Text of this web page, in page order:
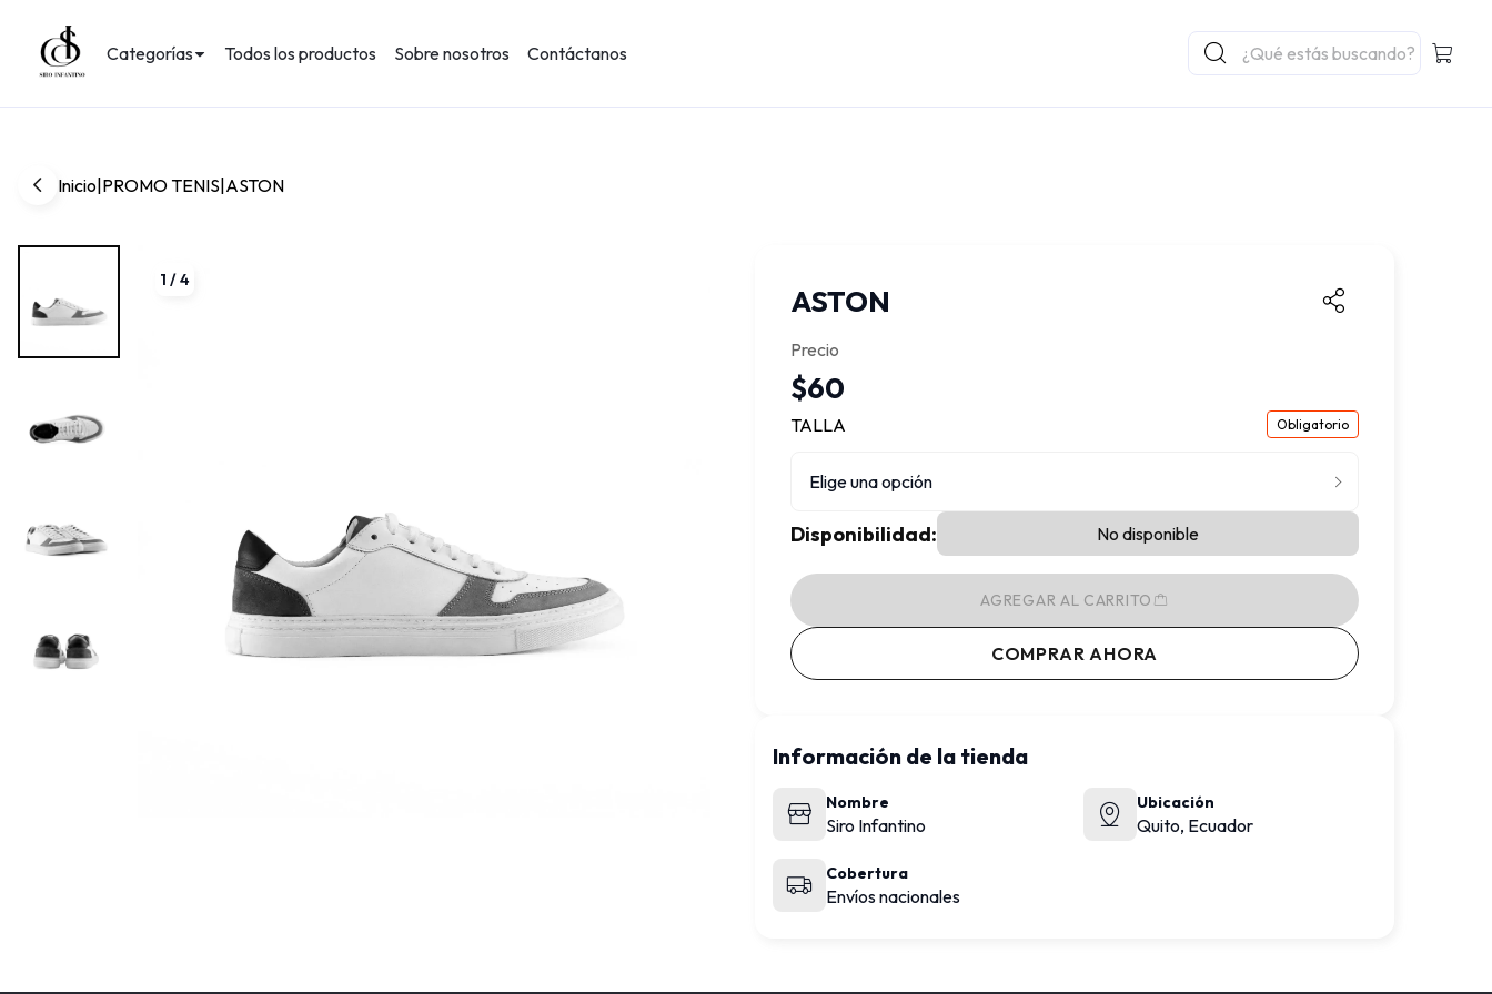
Categorías Todos los productos Sobre nosotros Contáctanos
Inicio PROMO TENIS ASTON
1 /4
ASTON
Precio
$60
TALLA Obligatorio
Elige una opción
Disponibilidad: No disponible
AGREGAR AL CARRITO
COMPRAR AHORA
Información de la tienda
Nombre
Siro Infantino
Ubicación
Quito, Ecuador
Cobertura
Envíos nacionales